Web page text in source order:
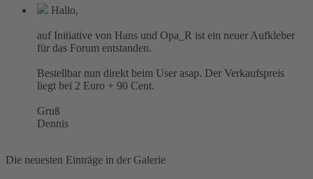
Hallo,
auf Initiative von Hans und Opa_R ist ein neuer Aufkleber
für das Forum entstanden.
Bestellbar nun direkt beim User asap. Der Verkaufspreis
liegt bei 2 Euro + 90 Cent.
Gruß
Dennis
Die neuesten Einträge in der Galerie